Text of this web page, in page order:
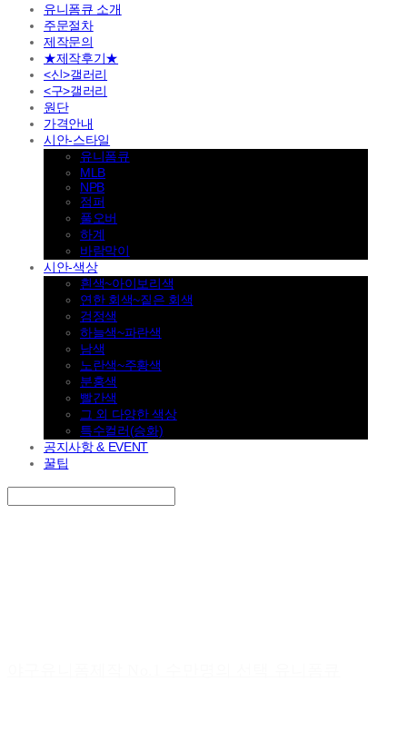
유니폼큐 소개
주문절차
제작문의
★제작후기★
<신>갤러리
<구>갤러리
원단
가격안내
시안-스타일
유니폼큐
MLB
NPB
점퍼
풀오버
하계
바람막이
시안-색상
흰색~아이보리색
연한 회색~짙은 회색
검정색
하늘색~파란색
남색
노란색~주황색
분홍색
빨간색
그 외 다양한 색상
특수컬러(승화)
공지사항 & EVENT
꿀팁